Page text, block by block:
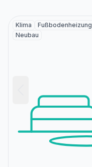
Klima Fußbodenheizung
Neubau